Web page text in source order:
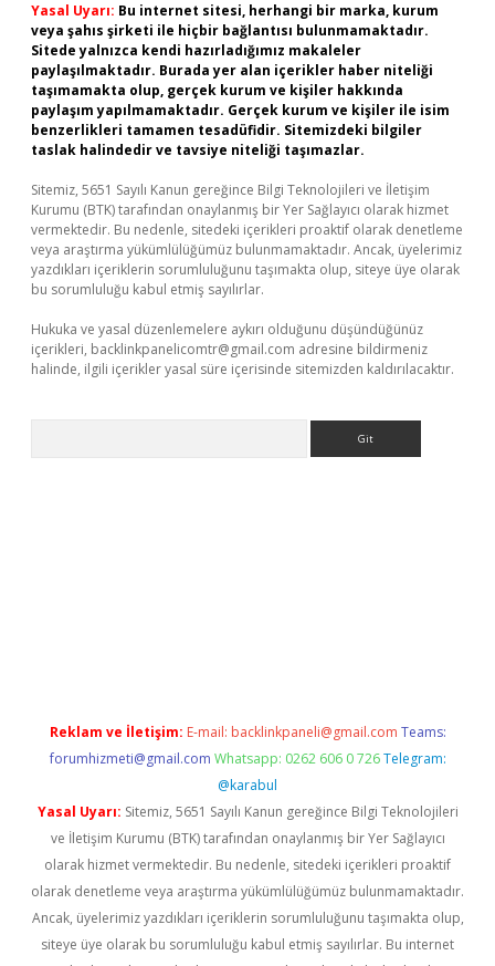
Yasal Uyarı: Bu internet sitesi, herhangi bir marka, kurum
veya şahıs şirketi ile hiçbir bağlantısı bulunmamaktadır.
Sitede yalnızca kendi hazırladığımız makaleler
paylaşılmaktadır. Burada yer alan içerikler haber niteliği
taşımamakta olup, gerçek kurum ve kişiler hakkında
paylaşım yapılmamaktadır. Gerçek kurum ve kişiler ile isim
benzerlikleri tamamen tesadüfidir. Sitemizdeki bilgiler
taslak halindedir ve tavsiye niteliği taşımazlar.
Sitemiz, 5651 Sayılı Kanun gereğince Bilgi Teknolojileri ve İletişim
Kurumu (BTK) tarafından onaylanmış bir Yer Sağlayıcı olarak hizmet
vermektedir. Bu nedenle, sitedeki içerikleri proaktif olarak denetleme
veya araştırma yükümlülüğümüz bulunmamaktadır. Ancak, üyelerimiz
yazdıkları içeriklerin sorumluluğunu taşımakta olup, siteye üye olarak
bu sorumluluğu kabul etmiş sayılırlar.
Hukuka ve yasal düzenlemelere aykırı olduğunu düşündüğünüz
içerikleri, backlinkpanelicomtr@gmail.com adresine bildirmeniz
halinde, ilgili içerikler yasal süre içerisinde sitemizden kaldırılacaktır.
Reklam ve İletişim: E-mail: backlinkpaneli@gmail.com Teams:
forumhizmeti@gmail.com Whatsapp: 0262 606 0 726 Telegram:
@karabul
Yasal Uyarı: Sitemiz, 5651 Sayılı Kanun gereğince Bilgi Teknolojileri
ve İletişim Kurumu (BTK) tarafından onaylanmış bir Yer Sağlayıcı
olarak hizmet vermektedir. Bu nedenle, sitedeki içerikleri proaktif
olarak denetleme veya araştırma yükümlülüğümüz bulunmamaktadır.
Ancak, üyelerimiz yazdıkları içeriklerin sorumluluğunu taşımakta olup,
siteye üye olarak bu sorumluluğu kabul etmiş sayılırlar. Bu internet